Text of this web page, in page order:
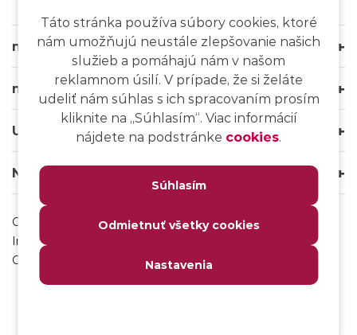
msg life Slovakia
msg life Group
Užitočné odkazy
Naše weby
Ochrana osobných údajov
Impressum
Odhlásenie sa z msg IT komunity
Táto stránka používa súbory cookies, ktoré
nám umožňujú neustále zlepšovanie našich
služieb a pomáhajú nám v našom
reklamnom úsilí. V prípade, že si želáte
udeliť nám súhlas s ich spracovaním prosím
kliknite na ,,Súhlasím“. Viac informácií
nájdete na podstránke cookies.
Súhlasím
Odmietnuť všetky cookies
Nastavenia